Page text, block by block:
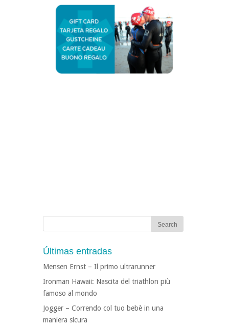
Últimas entradas
Mensen Ernst – Il primo ultrarunner
Ironman Hawaii: Nascita del triathlon più
famoso al mondo
Jogger – Correndo col tuo bebè in una
maniera sicura